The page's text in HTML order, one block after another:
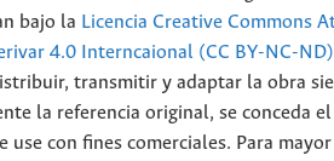
bajo la Licencia Creative Commons
4.0 Interncaional (CC BY-NC-ND)
transmitir y adaptar la obra
la referencia original, se conceda
use con fines comerciales. Para